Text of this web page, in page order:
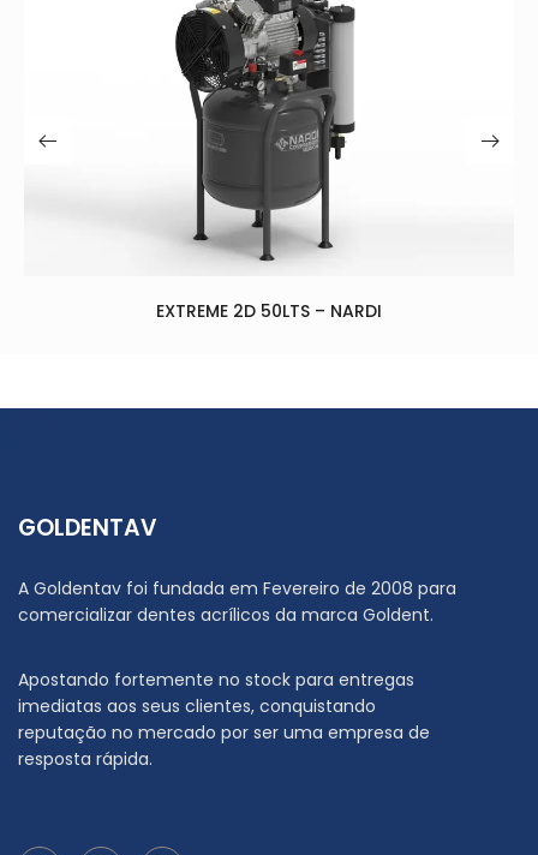
EXTREME 2D 50LTS – NARDI
GOLDENTAV
A Goldentav foi fundada em Fevereiro de 2008 para
comercializar dentes acrílicos da marca Goldent.
Apostando fortemente no stock para entregas
imediatas aos seus clientes, conquistando
reputação no mercado por ser uma empresa de
resposta rápida.